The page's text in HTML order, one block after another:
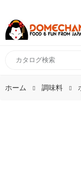
ホーム 調味料